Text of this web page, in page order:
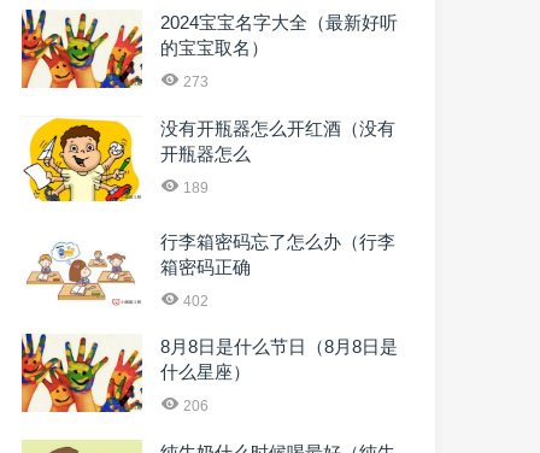
2024宝宝名字大全（最新好听
的宝宝取名）
273
没有开瓶器怎么开红酒（没有
开瓶器怎么
189
行李箱密码忘了怎么办（行李
箱密码正确
402
8月8日是什么节日（8月8日是
什么星座）
206